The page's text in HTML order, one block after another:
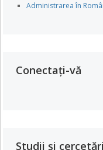
Administrarea în
Conectați-vă
Studii și